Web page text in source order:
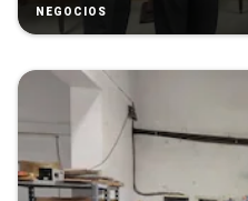
NEGOCIOS